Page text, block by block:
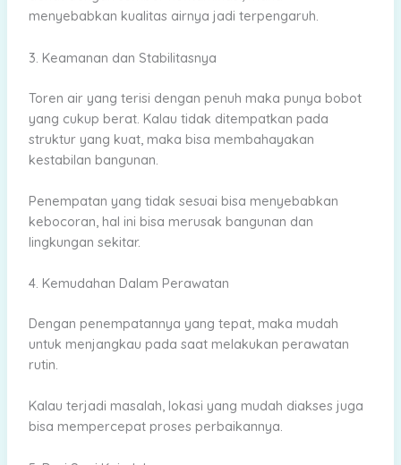
menyebabkan kualitas airnya jadi terpengaruh.
3. Keamanan dan Stabilitasnya
Toren air yang terisi dengan penuh maka punya bobot
yang cukup berat. Kalau tidak ditempatkan pada
struktur yang kuat, maka bisa membahayakan
kestabilan bangunan.
Penempatan yang tidak sesuai bisa menyebabkan
kebocoran, hal ini bisa merusak bangunan dan
lingkungan sekitar.
4. Kemudahan Dalam Perawatan
Dengan penempatannya yang tepat, maka mudah
untuk menjangkau pada saat melakukan perawatan
rutin.
Kalau terjadi masalah, lokasi yang mudah diakses juga
bisa mempercepat proses perbaikannya.